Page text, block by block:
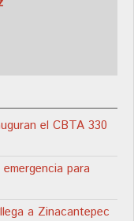
el CBTA 330
para
a Zinacantepec